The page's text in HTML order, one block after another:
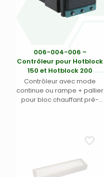
006-004-006 –
Contrôleur pour Hotblock
150 et Hotblock 200
Contrôleur avec mode
continue ou rampe + pallier
pour bloc chauffant pré-